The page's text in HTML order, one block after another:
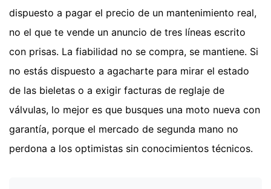
dispuesto a pagar el precio de un mantenimiento real,
no el que te vende un anuncio de tres líneas escrito
con prisas. La fiabilidad no se compra, se mantiene. Si
no estás dispuesto a agacharte para mirar el estado
de las bieletas o a exigir facturas de reglaje de
válvulas, lo mejor es que busques una moto nueva con
garantía, porque el mercado de segunda mano no
perdona a los optimistas sin conocimientos técnicos.